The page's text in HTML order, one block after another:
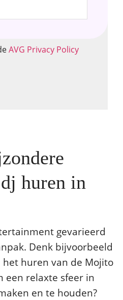
AVG Privacy Policy
huren in
gevarieerd
Denk bijvoorbeeld
het huren van de Mojito
een relaxte sfeer in
en te houden?